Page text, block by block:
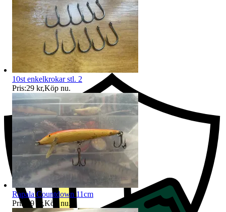
Ersättning om du inte får din vara
10st enkelkrokar stl. 2
Pris:29 kr,Köp nu.
Rapala Countdown 11cm
Pris:
79 kr ,Köp nu.